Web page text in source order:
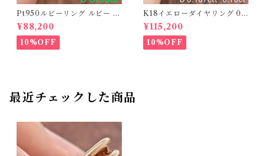
Pt950ルビーリング ルビー 0.
34ct ダイヤモンド 0.35ct【P
RO206885】
¥88,200
10%OFF
K18イエローダイヤリング 0.1
07ct D 0.10ct【PRO20878
1】
¥115,200
10%OFF
最近チェックした商品